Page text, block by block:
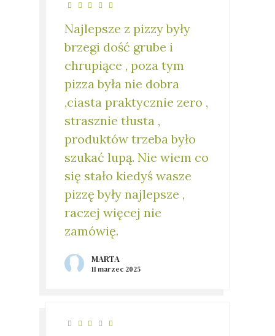
Najlepsze z pizzy były
brzegi dość grube i
chrupiące , poza tym
pizza była nie dobra
,ciasta praktycznie zero ,
strasznie tłusta ,
produktów trzeba było
szukać lupą. Nie wiem co
się stało kiedyś wasze
pizzę były najlepsze ,
raczej więcej nie
zamówię.
MARTA
11 marzec 2025